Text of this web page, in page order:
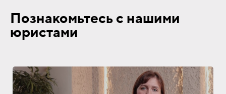
Познакомьтесь с нашими
юристами